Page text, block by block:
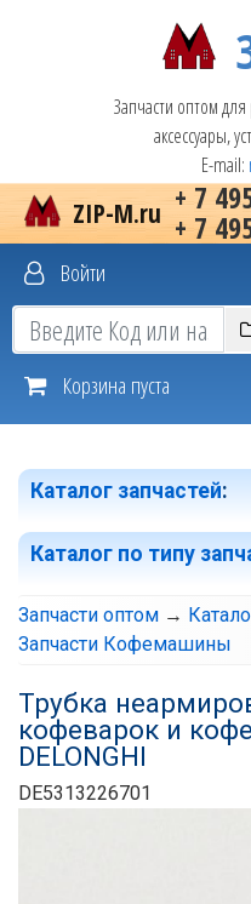
Запчасти оптом
аксессуары,
E-mail:
+ 7
+ 7
ZIP-M.ru
Войти
Корзина пуста
Каталог запчастей:
Каталог по типу
Запчасти оптом →
Запчасти Кофемашины
Трубка
кофеварок и
DELONGHI
DE5313226701